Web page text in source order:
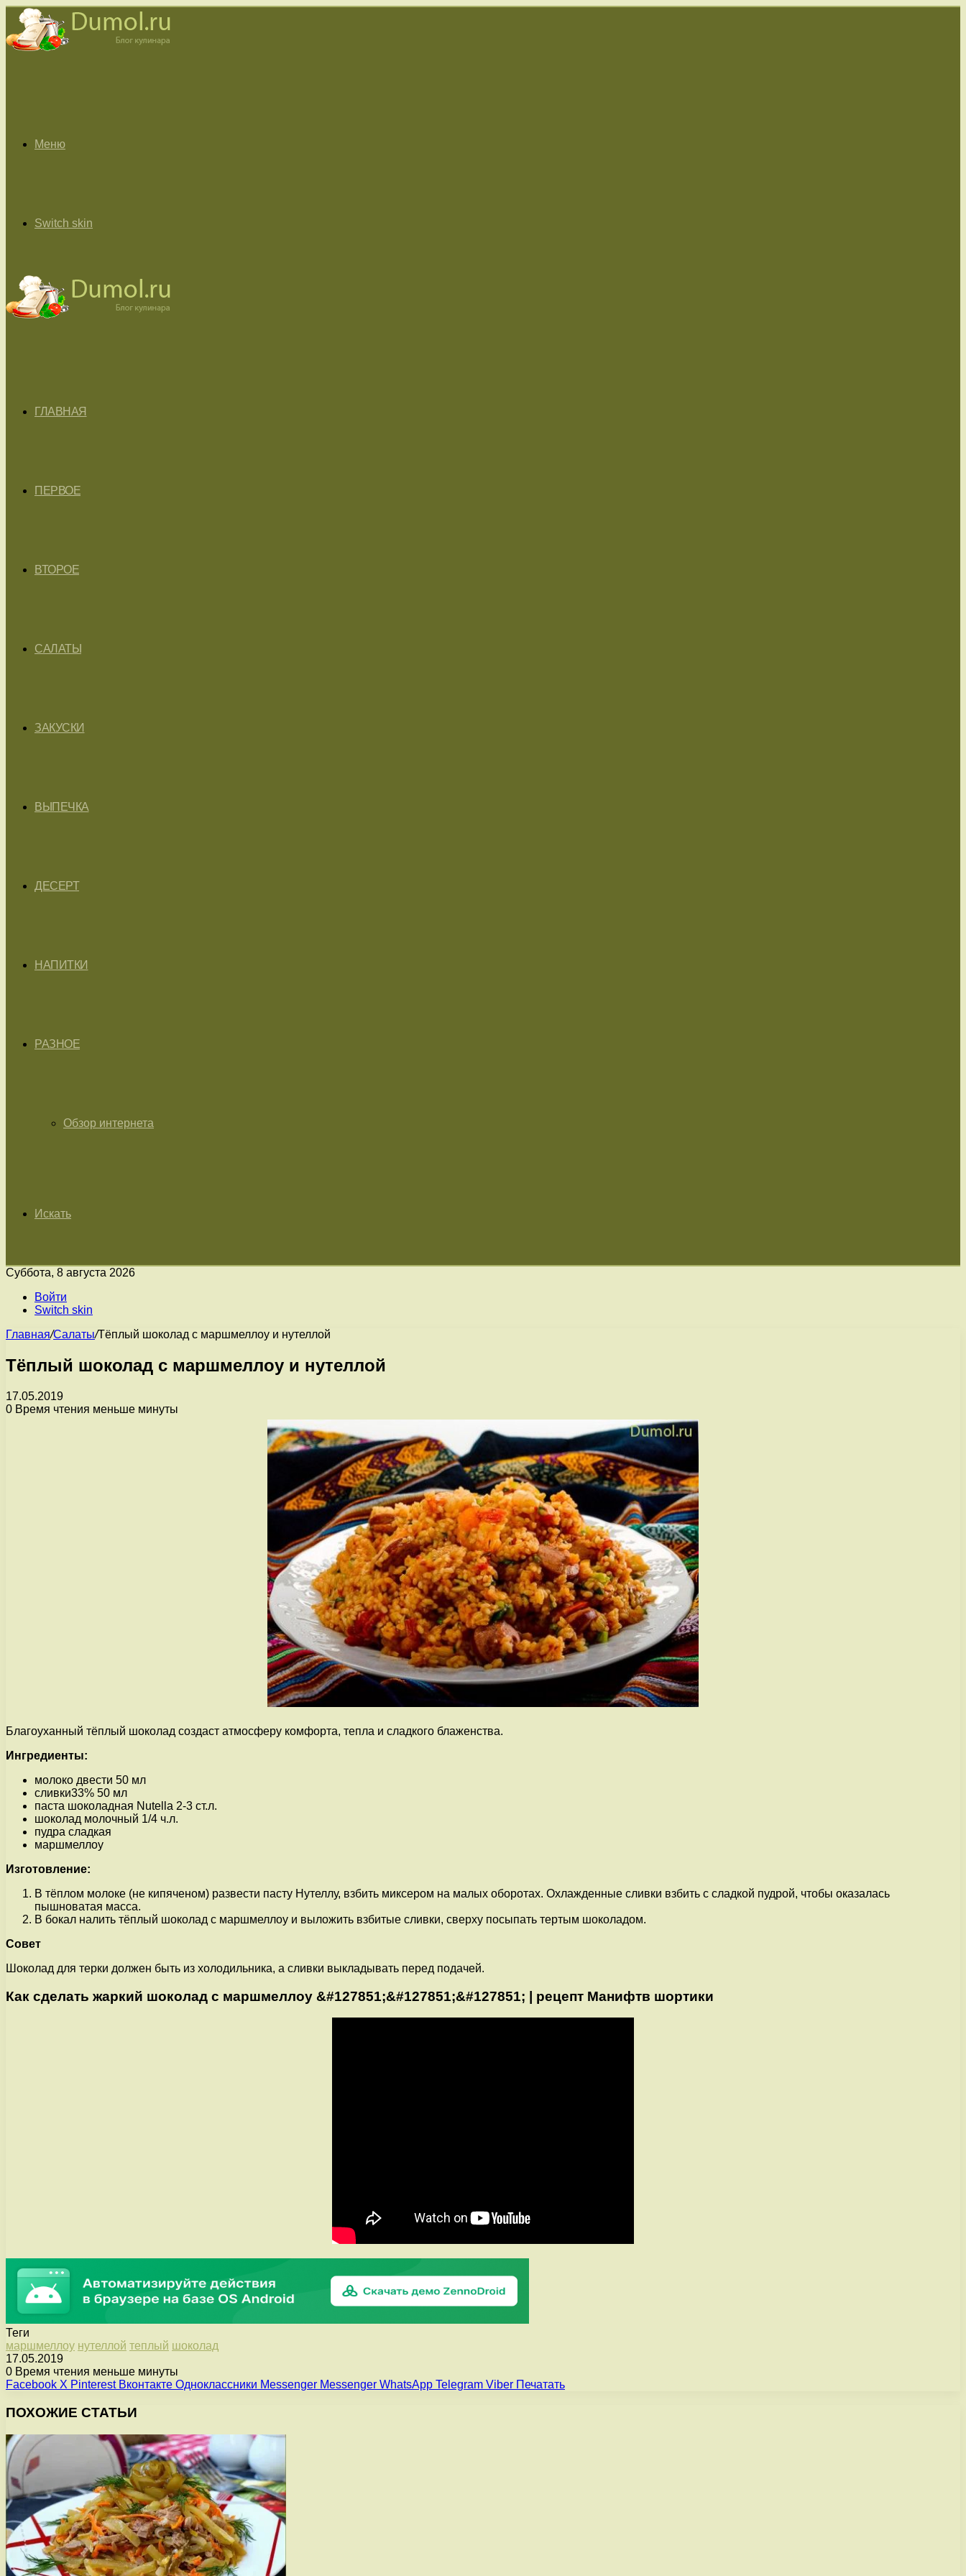
Меню
Switch skin
ГЛАВНАЯ
ПЕРВОЕ
ВТОРОЕ
САЛАТЫ
ЗАКУСКИ
ВЫПЕЧКА
ДЕСЕРТ
НАПИТКИ
РАЗНОЕ
Обзор интернета
Искать
Суббота, 8 августа 2026
Войти
Switch skin
Главная/Салаты/Тёплый шоколад с маршмеллоу и нутеллой
Тёплый шоколад с маршмеллоу и нутеллой
17.05.2019
0 Время чтения меньше минуты
Благоуханный тёплый шоколад создаст атмосферу комфорта, тепла и сладкого блаженства.
Ингредиенты:
молоко двести 50 мл
сливки33% 50 мл
паста шоколадная Nutella 2-3 ст.л.
шоколад молочный 1/4 ч.л.
пудра сладкая
маршмеллоу
Изготовление:
В тёплом молоке (не кипяченом) развести пасту Нутеллу, взбить миксером на малых оборотах. Охлажденные сливки взбить с сладкой пудрой, чтобы оказалась
пышноватая масса.
В бокал налить тёплый шоколад с маршмеллоу и выложить взбитые сливки, сверху посыпать тертым шоколадом.
Совет
Шоколад для терки должен быть из холодильника, а сливки выкладывать перед подачей.
Как сделать жаркий шоколад с маршмеллоу &#127851;&#127851;&#127851; | рецепт Манифтв шортики
Теги
маршмеллоу нутеллой теплый шоколад
17.05.2019
0 Время чтения меньше минуты
Facebook X Pinterest Вконтакте Одноклассники Messenger Messenger WhatsApp Telegram Viber Печатать
ПОХОЖИЕ СТАТЬИ